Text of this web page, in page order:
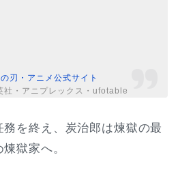
刃・アニメ公式サイト
社・アニプレックス・ufotable
を終え、炭治郎は煉獄の最
獄家へ。